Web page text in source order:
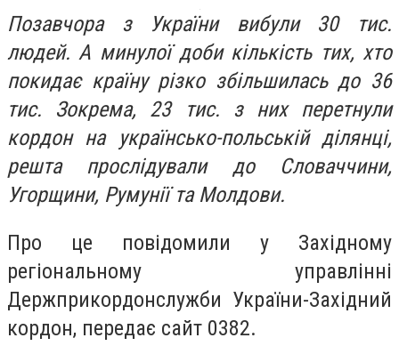
Позавчора з України вибули 30 тис.
людей. А минулої доби кількість тих, хто
покидає країну різко збільшилась до 36
тис. Зокрема, 23 тис. з них перетнули
кордон на українсько-польській ділянці,
решта прослідували до Словаччини,
Угорщини, Румунії та Молдови.
Про це повідомили у Західному
регіональному управлінні
Держприкордонслужби України-Західний
кордон, передає сайт 0382.